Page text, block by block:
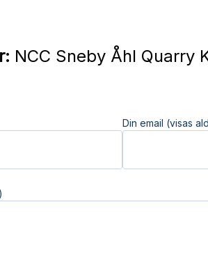
NCC Sneby Åhl Quarry
Din email (visas